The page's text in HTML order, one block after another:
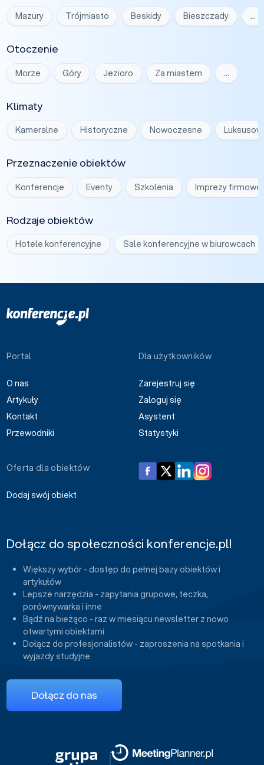
Mazury Trójmiasto Beskidy Bieszczady …
Otoczenie
Morze Góry Jezioro Za miastem …
Klimaty
Kameralne Historyczne Nowoczesne
Przeznaczenie obiektów
Konferencje Eventy Szkolenia Imprezy firmowe
Rodzaje obiektów
Hotele konferencyjne Sale konferencyjne w biurowcach
Portal
O nas
Artykuły
Kontakt
Przewodniki
Dla użytkowników
Zarejestruj się
Zaloguj się
Asystent
Statystyki
Oferta dla obiektów
Dodaj swój obiekt
Dołącz do społeczności konferencje.pl!
Większy wybór - dostęp do pełnej bazy obiektów i
artykułów
Lepsze narzędzia - zapytania grupowe, teczka,
porównywarka i inne
Bądź na bieżąco - raz w miesiącu newsletter z nowo
otwartymi obiektami
Dołącz do profesjonalistów - zaproszenia na spotkania i
wyjazdy studyjne
Dołącz do nas